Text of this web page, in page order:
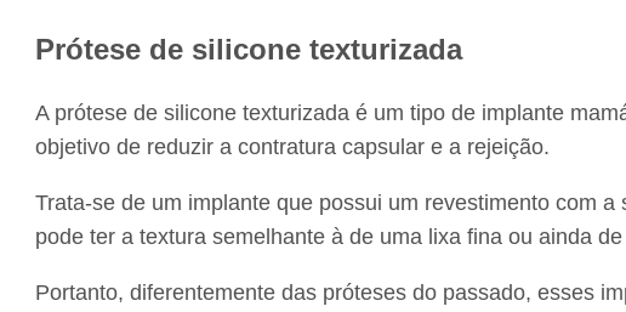
Prótese de silicone texturizada
A prótese de silicone texturizada é um tipo de implante
objetivo de reduzir a contratura capsular e a rejeição.
Trata-se de um implante que possui um revestimento com
pode ter a textura semelhante à de uma lixa fina ou ainda
Portanto, diferentemente das próteses do passado, esses